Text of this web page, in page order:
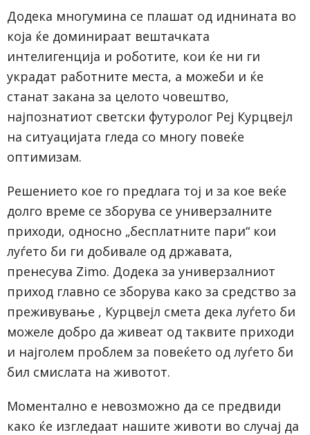
Додека многумина се плашат од иднината во
која ќе доминираат вештачката
интелигенција и роботите, кои ќе ни ги
украдат работните места, а можеби и ќе
станат закана за целото човештво,
најпознатиот светски футуролог Реј Курцвејл
на ситуацијата гледа со многу повеќе
оптимизам.
Решението кое го предлага тој и за кое веќе
долго време се зборува се универзалните
приходи, односно „бесплатните пари“ кои
луѓето би ги добивале од државата,
пренесува Zimo. Додека за универзалниот
приход главно се зборува како за средство за
преживување , Курцвејл смета дека луѓето би
можеле добро да живеат од таквите приходи
и најголем проблем за повеќето од луѓето би
бил смислата на животот.
Моментално е невозможно да се предвиди
како ќе изгледаат нашите животи во случај да